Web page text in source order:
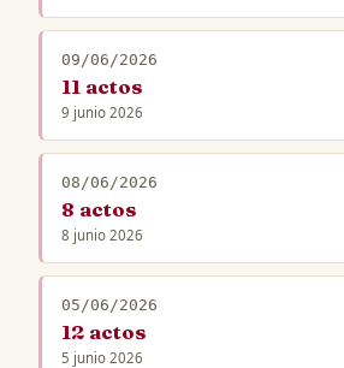
09/06/2026
11 actos
9 junio 2026
08/06/2026
8 actos
8 junio 2026
05/06/2026
12 actos
5 junio 2026